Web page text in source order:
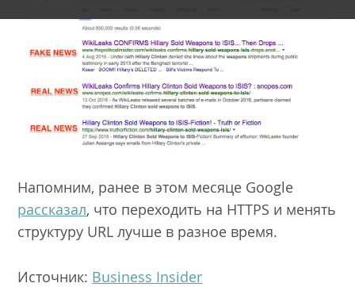
Напомним, ранее в этом месяце Google
рассказал, что переходить на HTTPS и менять
структуру URL лучше в разное время.
Источник: Business Insider